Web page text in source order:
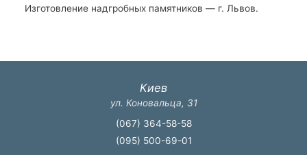
Изготовление надгробных памятников — г. Львов.
Киев
ул. Коновальца, 31
(067) 364-58-58
(095) 500-69-01